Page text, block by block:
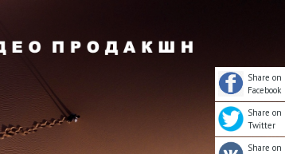
Share on
Facebook
Share on
Twitter
Share on